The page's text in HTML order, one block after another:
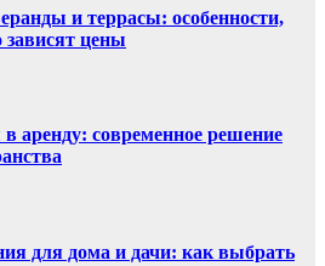
и террасы: особенности,
зависят цены
аренду: современное решение
для дома и дачи: как выбрать